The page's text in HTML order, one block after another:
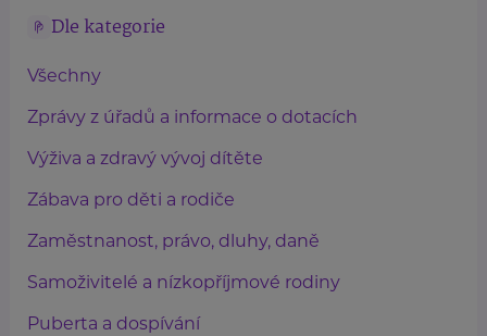
Dle kategorie
Všechny
Zprávy z úřadů a informace o dotacích
Výživa a zdravý vývoj dítěte
Zábava pro děti a rodiče
Zaměstnanost, právo, dluhy, daně
Samoživitelé a nízkopříjmové rodiny
Puberta a dospívání